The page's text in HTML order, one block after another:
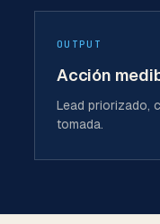
OUTPUT
Acción
Lead priorizado,
tomada.